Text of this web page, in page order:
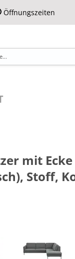
Öffnungszeiten
mit
Stoff,